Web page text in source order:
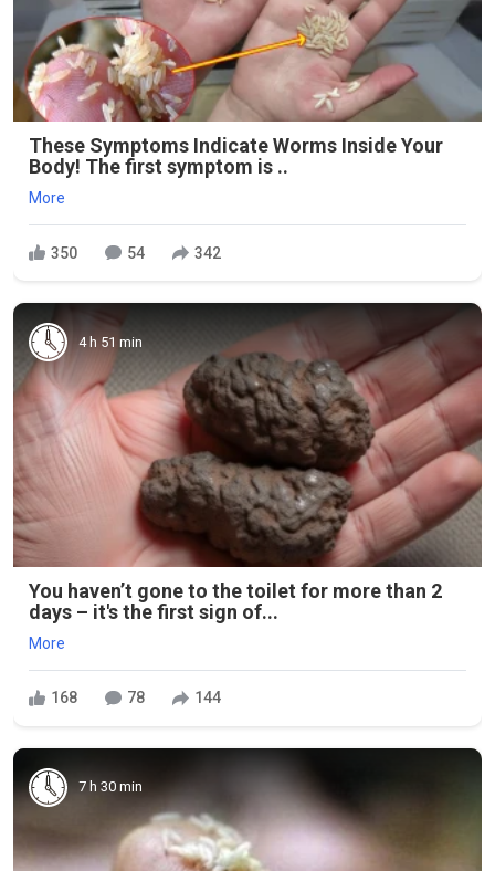
These Symptoms Indicate Worms Inside Your
Body! The first symptom is ..
More
350 54 342
4 h 51 min
You haven’t gone to the toilet for more than 2
days – it's the first sign of...
More
168 78 144
7 h 30 min